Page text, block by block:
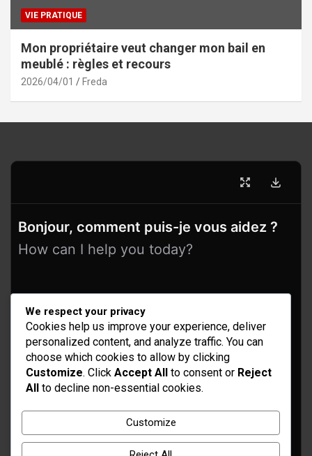
VIE PRATIQUE
Mon propriétaire veut changer mon bail en
meublé : règles et recours
2026/04/01 Freda
Bonjour, comment puis-je vous aidez ?
How can I help you today?
Idées d’aménagement et déco
Conseil bricolage et jardinage
Choix d'outillage et de matériaux
We respect your privacy
Cookies help us improve your experience, deliver
personalized content, and analyze traffic. You can
choose which cookies to allow by clicking
Customize. Click Accept All to consent or Reject
All to decline non-essential cookies.
Customize